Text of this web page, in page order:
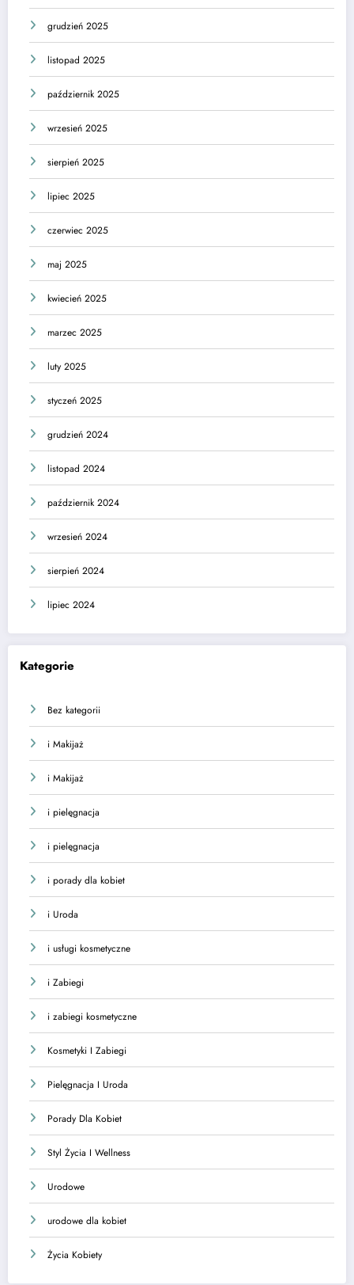
grudzień 2025
listopad 2025
październik 2025
wrzesień 2025
sierpień 2025
lipiec 2025
czerwiec 2025
maj 2025
kwiecień 2025
marzec 2025
luty 2025
styczeń 2025
grudzień 2024
listopad 2024
październik 2024
wrzesień 2024
sierpień 2024
lipiec 2024
Kategorie
Bez kategorii
i Makijaż
i Makijaż
i pielęgnacja
i pielęgnacja
i porady dla kobiet
i Uroda
i usługi kosmetyczne
i Zabiegi
i zabiegi kosmetyczne
Kosmetyki I Zabiegi
Pielęgnacja I Uroda
Porady Dla Kobiet
Styl Życia I Wellness
Urodowe
urodowe dla kobiet
Życia Kobiety